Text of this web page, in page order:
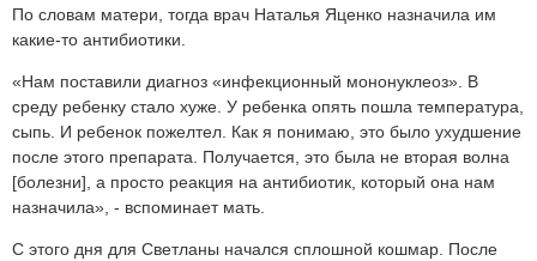
По словам матери, тогда врач Наталья Яценко назначила им
какие-то антибиотики.
«Нам поставили диагноз «инфекционный мононуклеоз». В
среду ребенку стало хуже. У ребенка опять пошла температура,
сыпь. И ребенок пожелтел. Как я понимаю, это было ухудшение
после этого препарата. Получается, это была не вторая волна
[болезни], а просто реакция на антибиотик, который она нам
назначила», - вспоминает мать.
С этого дня для Светланы начался сплошной кошмар. После